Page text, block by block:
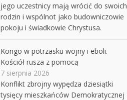
jego uczestnicy mają wrócić do swoich
rodzin i wspólnot jako budowniczowie
pokoju i świadkowie Chrystusa.
Kongo w potrzasku wojny i eboli.
Kościół rusza z pomocą
7 sierpnia 2026
Konflikt zbrojny wypędza dziesiątki
tysięcy mieszkańców Demokratycznej